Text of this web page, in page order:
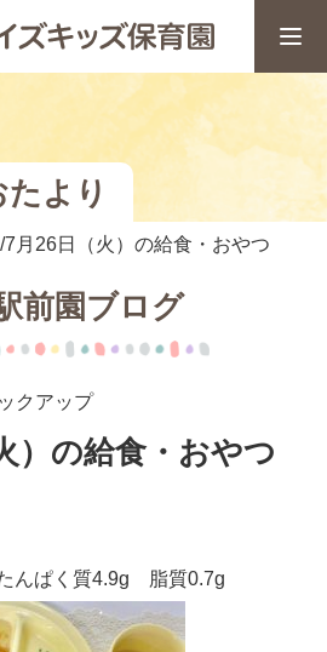
より
7月26日（火）の給食・おやつ
前園ブログ
クアップ
）の給食・おやつ
んぱく質4.9g 脂質0.7g